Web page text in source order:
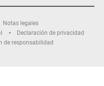
Notas legales
Declaración de privacidad
de responsabilidad